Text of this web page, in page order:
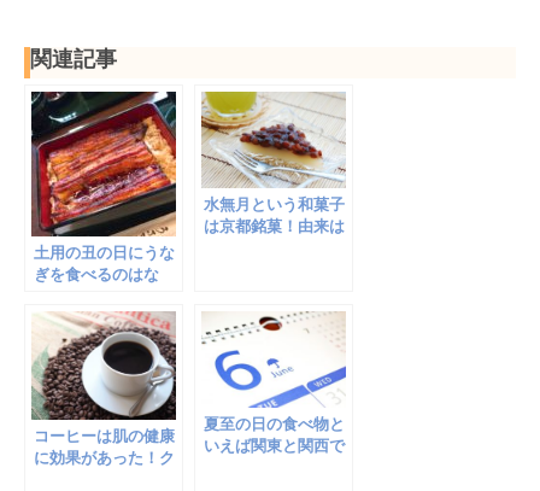
関連記事
土用の丑の日にうな
ぎを食べるのはな
でも良い！
水無月という和菓子
は京都銘菓！由来は
コーヒーは肌の健康
に効果があった！ク
夏至の日の食べ物と
いえば関東と関西で